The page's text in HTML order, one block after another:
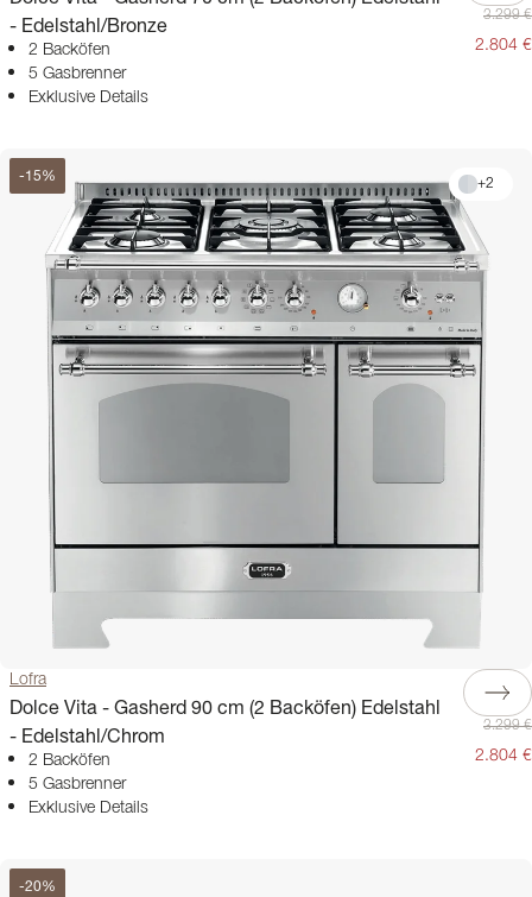
- Edelstahl/Bronze
2 Backöfen
5 Gasbrenner
Exklusive Details
3.299 €
2.804 €
-15% +2
Lofra
Dolce Vita - Gasherd 90 cm (2 Backöfen) Edelstahl
- Edelstahl/Chrom
2 Backöfen
5 Gasbrenner
Exklusive Details
3.299 €
2.804 €
-20%